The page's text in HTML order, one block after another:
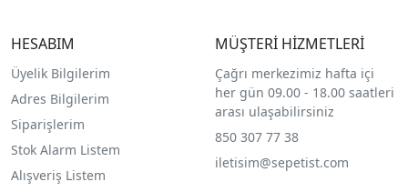
HESABIM
Üyelik Bilgilerim
Adres Bilgilerim
Siparişlerim
Stok Alarm Listem
Alışveriş Listem
MÜŞTERİ HİZMETLERİ
Çağrı merkezimiz hafta içi
her gün 09.00 - 18.00 saatleri
arası ulaşabilirsiniz
850 307 77 38
iletisim@sepetist.com